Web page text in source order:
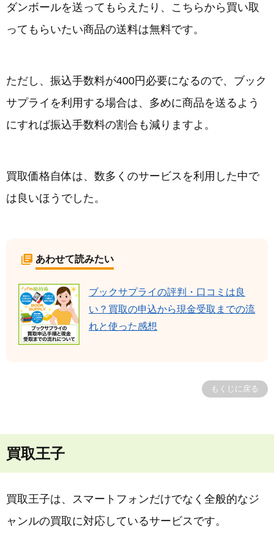
ダンボールを送ってもらえたり、こちらから買い取
ってもらいたい商品の送料は無料です。
ただし、振込手数料が400円必要になるので、ブック
サプライを利用する場合は、多めに商品を送るよう
にすれば振込手数料の割合も減りますよ。
買取価格自体は、数多くのサービスを利用した中で
は良いほうでした。
あわせて読みたい
ブックサプライの評判・口コミは良
い？買取の申込から現金受取までの流
れと使った感想
もくじに戻る
買取王子
買取王子は、スマートフォンだけでなく全般的なジ
ャンルの買取に対応しているサービスです。